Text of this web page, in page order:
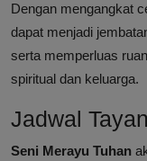
Dengan mengangkat
dapat menjadi
serta memperluas
spiritual dan keluarga.
Jadwal
Seni Merayu Tuhan